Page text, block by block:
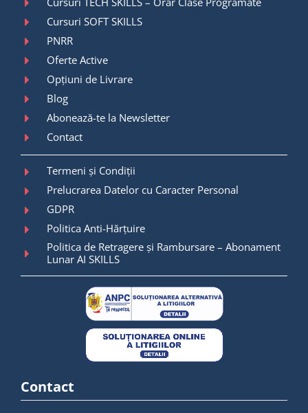
Cursuri SOFT SKILLS
PNRR
Oferte Active
Opțiuni de Livrare
Blog
Abonează-te la Newsletter
Contact
Termeni și Condiții
Prelucrarea Datelor cu Caracter Personal
GDPR
Politica Anti-Hărțuire
Politica de Retragere și Rambursare – Abonament
Lunar AI SKILLS
Contact